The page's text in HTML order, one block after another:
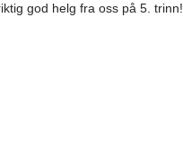
god helg fra oss på 5. trinn!